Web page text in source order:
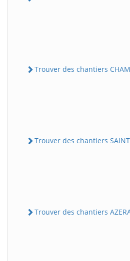
Trouver des chantiers
Trouver des chantiers
Trouver des chantiers